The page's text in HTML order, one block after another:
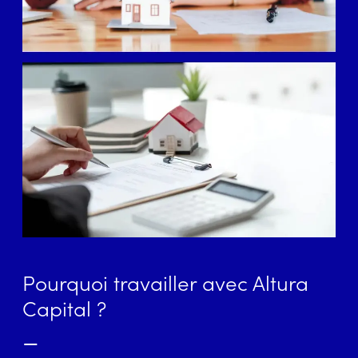
Pourquoi travailler avec Altura
Capital ?
–